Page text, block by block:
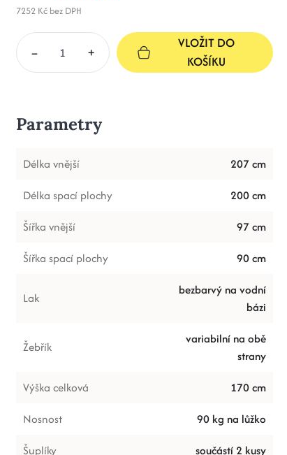
7252 Kčbez DPH
– +
VLOŽIT DO
KOŠÍKU
Parametry
Délka vnější
207 cm
Délka spací plochy
200 cm
Šířka vnější
97 cm
Šířka spací plochy
90 cm
Lak
bezbarvý na vodní
bázi
Žebřík
variabilní na obě
strany
Výška celková
170 cm
Nosnost
90 kg na lůžko
Šuplíky
součástí 2 kusy